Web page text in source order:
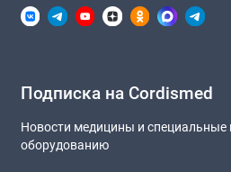
Подписка на Cordismed
Новости медицины и специальные
оборудованию